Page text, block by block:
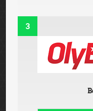
3